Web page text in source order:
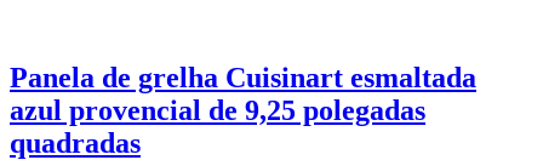
Panela de grelha Cuisinart esmaltada
azul provencial de 9,25 polegadas
quadradas